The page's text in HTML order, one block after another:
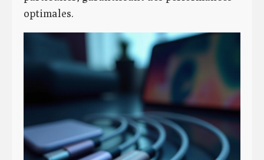
optimales.